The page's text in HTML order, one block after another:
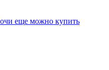
еще можно купить